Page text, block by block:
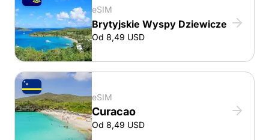
eSIM
Brytyjskie Wyspy Dziewicze
Od 8,49 USD
eSIM
Curacao
Od 8,49 USD